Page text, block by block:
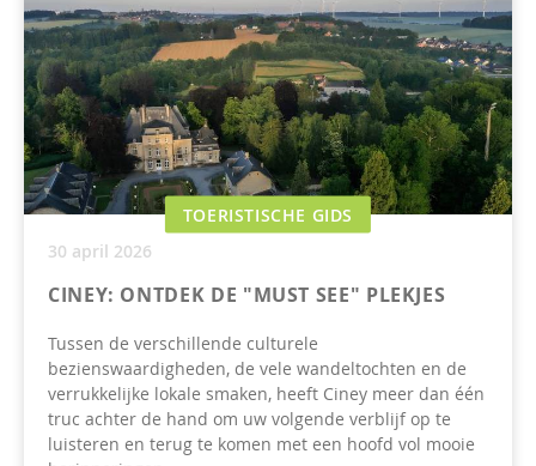
TOERISTISCHE GIDS
30 april 2026
CINEY: ONTDEK DE "MUST SEE" PLEKJES
Tussen de verschillende culturele
bezienswaardigheden, de vele wandeltochten en de
verrukkelijke lokale smaken, heeft Ciney meer dan één
truc achter de hand om uw volgende verblijf op te
luisteren en terug te komen met een hoofd vol mooie